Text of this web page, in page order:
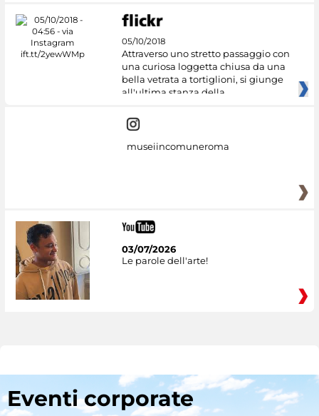
05/10/2018
Attraverso uno stretto passaggio con
una curiosa loggetta chiusa da una
bella vetrata a tortiglioni, si giunge
all'ultima stanza della
museiincomuneroma
03/07/2026
Le parole dell'arte!
Eventi corporate